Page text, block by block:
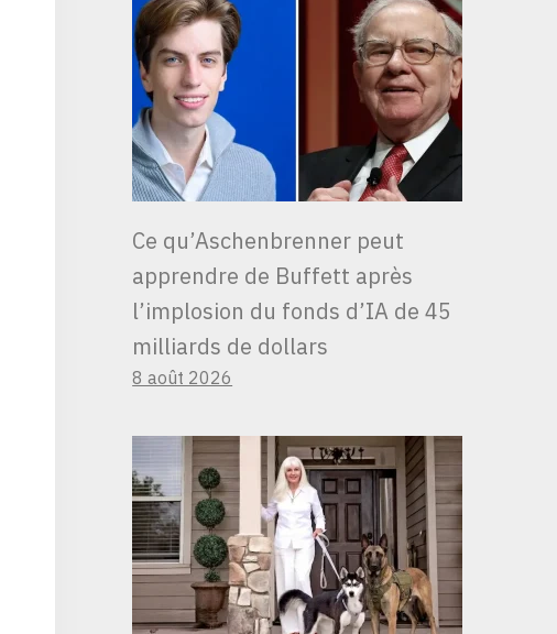
Ce qu’Aschenbrenner peut
apprendre de Buffett après
l’implosion du fonds d’IA de 45
milliards de dollars
8 août 2026